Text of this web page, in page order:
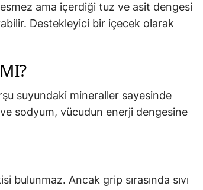
ama içerdiği tuz ve asit dengesi
Destekleyici bir içecek olarak
suyundaki mineraller sayesinde
sodyum, vücudun enerji dengesine
bulunmaz. Ancak grip sırasında sıvı